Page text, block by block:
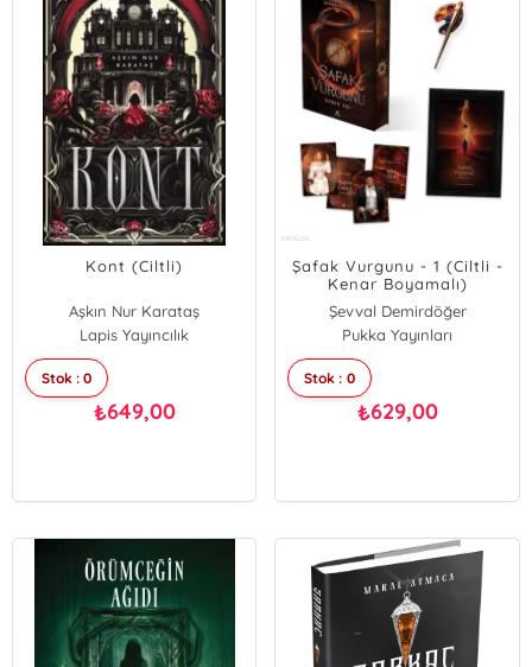
Kont (Ciltli)
Aşkın Nur Karataş
Lapis Yayıncılık
Stok : 0
₺649,00
Şafak Vurgunu - 1 (Ciltli -
Kenar Boyamalı)
Şevval Demirdöğer
Pukka Yayınları
Stok : 0
₺629,00